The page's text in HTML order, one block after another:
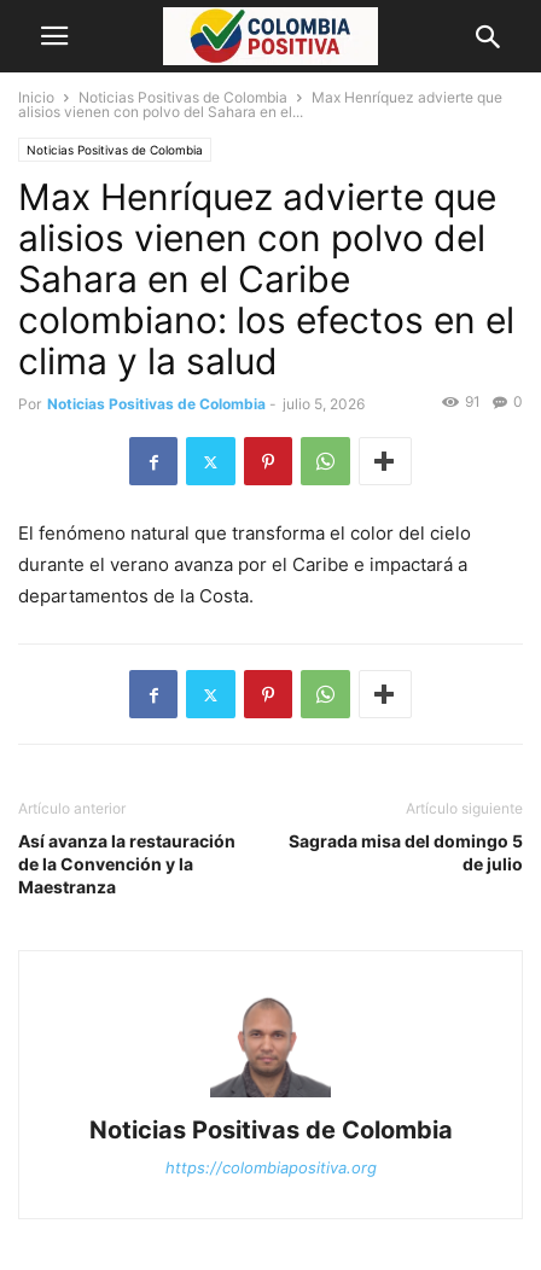
Inicio Noticias Positivas de Colombia
Max Henríquez advierte que
alisios vienen con polvo del Sahara en el...
Noticias Positivas de Colombia
Max Henríquez advierte que
alisios vienen con polvo del
Sahara en el Caribe
colombiano: los efectos en el
clima y la salud
Por Noticias Positivas de Colombia - julio 5, 2026 0
91
El fenómeno natural que transforma el color del cielo
durante el verano avanza por el Caribe e impactará a
departamentos de la Costa.
Artículo anterior
Así avanza la restauración
de la Convención y la
Maestranza
Artículo siguiente
Sagrada misa del domingo 5
de julio
Noticias Positivas de Colombia
https://colombiapositiva.org